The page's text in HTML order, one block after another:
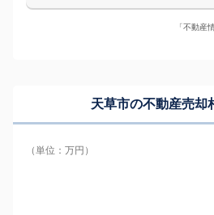
「不動産
天草市の不動産売却
（単位：万円）